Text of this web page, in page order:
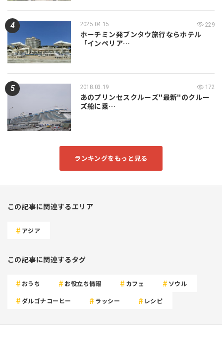
2025.04.15 229
ホーチミン発ブンタウ旅行ならホテル
「インペリア…
2018.03.19 172
あのプリンセスクルーズ"最新"のクルー
ズ船に乗…
ランキングをもっと見る
この記事に関連するエリア
アジア
この記事に関連するタグ
おうち お役立ち情報 カフェ ソウル
ダルゴナコーヒー ラッシー レシピ